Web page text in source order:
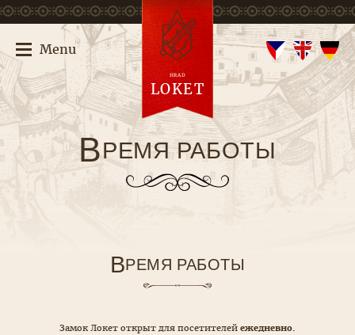
ВРЕМЯ РАБОТЫ
ВРЕМЯ РАБОТЫ
Замок Локет открыт для посетителей ежедневно.
Menu
HRAD
LOKET